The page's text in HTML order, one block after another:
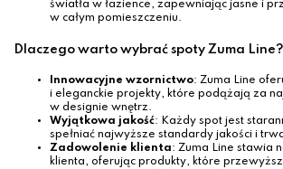
światła w łazience, zapewniając jasne i
w całym pomieszczeniu.
Dlaczego warto wybrać spoty Zuma Line?
Innowacyjne wzornictwo: Zuma Line
i eleganckie projekty, które podążają za
w designie wnętrz.
Wyjątkowa jakość: Każdy spot jest
spełniać najwyższe standardy jakości i
Zadowolenie klienta: Zuma Line stawia
klienta, oferując produkty, które